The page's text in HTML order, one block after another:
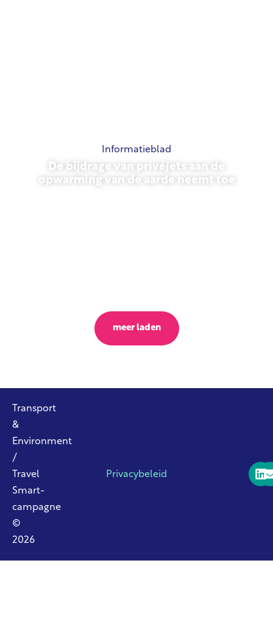
Informatieblad
De bijdrage van privéjets aan de
opwarming van de aarde neemt toe
meer laden
Transport
&
Environment
/
Travel
Smart-
campagne
©
2026
Privacybeleid